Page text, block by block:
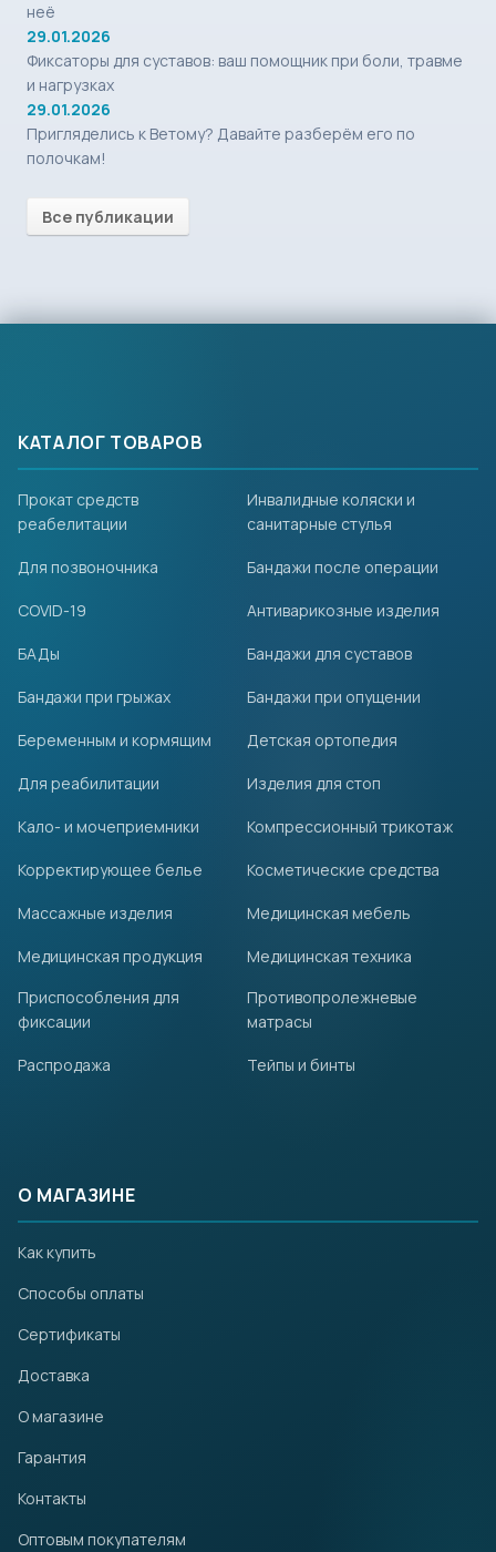
неё
29.01.2026
Фиксаторы для суставов: ваш помощник при боли, травме
и нагрузках
29.01.2026
Пригляделись к Ветому? Давайте разберём его по
полочкам!
Все публикации
КАТАЛОГ ТОВАРОВ
Прокат средств
реабелитации
Инвалидные коляски и
санитарные стулья
Для позвоночника Бандажи после операции
COVID-19 Антиварикозные изделия
БАДы Бандажи для суставов
Бандажи при грыжах Бандажи при опущении
Беременным и кормящим Детская ортопедия
Для реабилитации Изделия для стоп
Кало- и мочеприемники Компрессионный трикотаж
Корректирующее белье Косметические средства
Массажные изделия Медицинская мебель
Медицинская продукция
Медицинская техника
Приспособления для
фиксации
Противопролежневые
матрасы
Распродажа Тейпы и бинты
О МАГАЗИНЕ
Как купить
Способы оплаты
Сертификаты
Доставка
О магазине
Гарантия
Контакты
Оптовым покупателям